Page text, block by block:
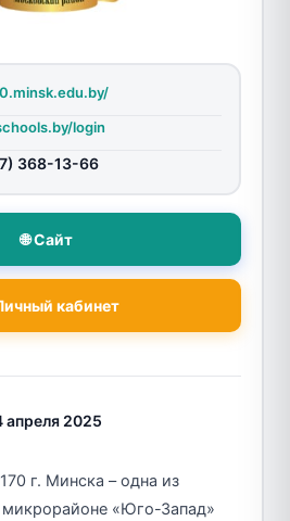
login
368-13-66
🌐 Сайт
кабинет
апреля 2025
г. Минска – одна из
«Юго-Запад»